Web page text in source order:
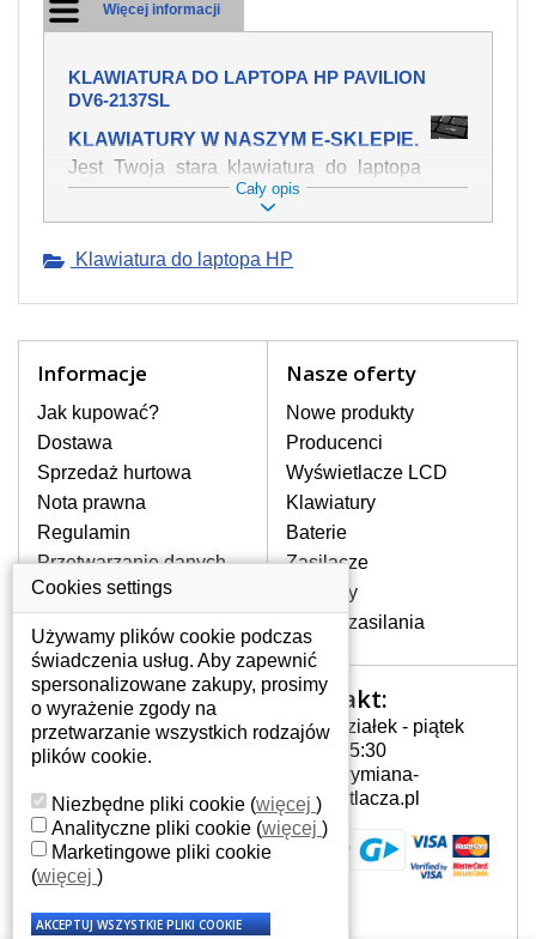
Więcej informacji
KLAWIATURA DO LAPTOPA HP PAVILION
DV6-2137SL
KLAWIATURY W NASZYM E-SKLEPIE.
Jest Twoja stara klawiatura do laptopa
HP Pavilion dv6-2137sl mechanicznie
uszkodzona, polałeś ją płynem, który
swojej pozycji? Kup nową klawiaturę,
Oferujemy oryginalne klawiatury w
stronie internetowej ją znajdziesz za
pomocy wyszukiwarki. Wystarczy znać
model laptopa. Przy każdej klawiaturze
nie może brakować szczególowe zdjęcie
do aktualnego stanu naszego magazynu.
W JAKI SPOSÓB MOŻE SIĘ
PRZEJAWIAĆ USTERKA
Częstymi objawami są pomijanie liter
czy wyświetlanie innych liter oraz
dublowanie tych samych znaków. W
przypadku podlicia klawisze nie
powrócą do pierwotnej pozycji. Albo
też uszkodzenie mechaniczne, np.
JAK TO DZIAŁA?
Klawiatura składa się z kilku
warstw folii, z których przewodzą
przewodzące warstwy.
Cały opis
Klawiatura do laptopa HP
Informacje
Jak kupować?
Dostawa
Sprzedaż hurtowa
Nota prawna
Regulamin
Przetwarzanie danych
osobowych
Gdzie nas znajdziesz
Nasze oferty
Nowe produkty
Producenci
Wyświetlacze LCD
Klawiatury
Baterie
Zasilacze
Zawiasy
Złącza zasilania
Twoje konto
Twoje konto
Dane osobowe
Adresy
Historia zamówień
Kontakt:
Poniedziałek - piątek
7:00 - 15:30
info@wymiana-
wyswietlacza.pl
Cookies settings
Używamy plików cookie podczas
świadczenia usług. Aby zapewnić
spersonalizowane zakupy, prosimy
o wyrażenie zgody na
przetwarzanie wszystkich rodzajów
plików cookie.
Niezbędne pliki cookie (więcej )
Analityczne pliki cookie (więcej )
Marketingowe pliki cookie
(więcej )